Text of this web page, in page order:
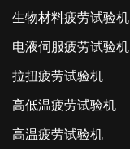
生物材料疲劳试验机
电液伺服疲劳试验机
拉扭疲劳试验机
高低温疲劳试验机
高温疲劳试验机